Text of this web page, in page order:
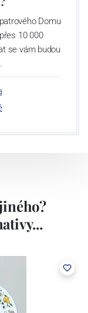
Domu
10 000
se vám budou